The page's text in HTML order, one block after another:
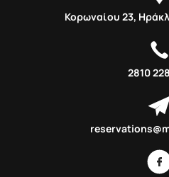
Κορωναίου 23,
2810